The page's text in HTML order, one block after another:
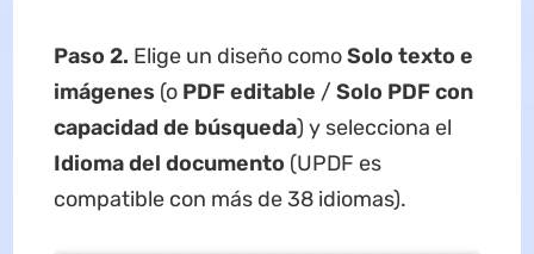
Paso 2. Elige un diseño comoSolo texto e
imágenes (o PDF editable / Solo PDF con
capacidad de búsqueda) y selecciona el
Idioma del documento (UPDF es
compatible con más de 38 idiomas).